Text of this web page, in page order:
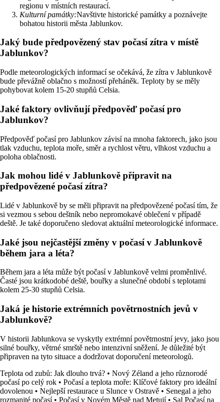
regionu v místních restaurací.
Kulturní památky:Navštivte historické památky a poznávejte
bohatou historii města Jablunkov.
Jaký bude předpovězený stav počasí zítra v místě
Jablunkov?
Podle meteorologických informací se očekává, že zítra v Jablunkově
bude převážně oblačno s možností přeháněk. Teploty by se měly
pohybovat kolem 15-20 stupňů Celsia.
Jaké faktory ovlivňují předpověď počasí pro
Jablunkov?
Předpověď počasí pro Jablunkov závisí na mnoha faktorech, jako jsou
tlak vzduchu, teplota moře, směr a rychlost větru, vlhkost vzduchu a
poloha oblačnosti.
Jak mohou lidé v Jablunkově připravit na
předpovězené počasí zítra?
Lidé v Jablunkově by se měli připravit na předpovězené počasí tím, že
si vezmou s sebou deštník nebo nepromokavé oblečení v případě
deště. Je také doporučeno sledovat aktuální meteorologické informace.
Jaké jsou nejčastější změny v počasí v Jablunkově
během jara a léta?
Během jara a léta může být počasí v Jablunkově velmi proměnlivé.
Časté jsou krátkodobé deště, bouřky a slunečné období s teplotami
kolem 25-30 stupňů Celsia.
Jaká je historie extrémních povětrnostních jevů v
Jablunkově?
V historii Jablunkova se vyskytly extrémní povětrnostní jevy, jako jsou
silné bouřky, větrné smrště nebo intenzivní sněžení. Je důležité být
připraven na tyto situace a dodržovat doporučení meteorologů.
Teplota od zubů: Jak dlouho trvá? • Nový Zéland a jeho různorodé
počasí po celý rok • Počasí a teplota moře: Klíčové faktory pro ideální
dovolenou • Nejlepší restaurace u Slunce v Ostravě • Senegal a jeho
rozmanité počasí• Počasí v Novém Městě nad Metují• Sal Počasí na